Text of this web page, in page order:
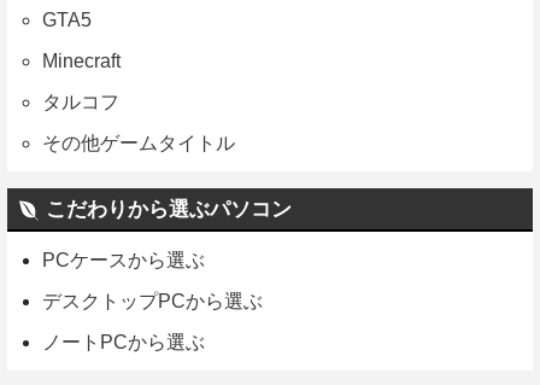
GTA5
Minecraft
タルコフ
その他ゲームタイトル
こだわりから選ぶパソコン
PCケースから選ぶ
デスクトップPCから選ぶ
ノートPCから選ぶ